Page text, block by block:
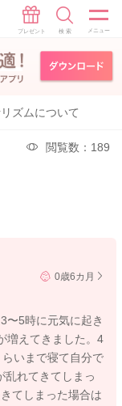
ズムについて
閲覧数：189
0歳6カ月
〜5時に元気に起き
増えてきました。4
いまで寝て自分で
乱れてきてしまっ
てしまった場合は